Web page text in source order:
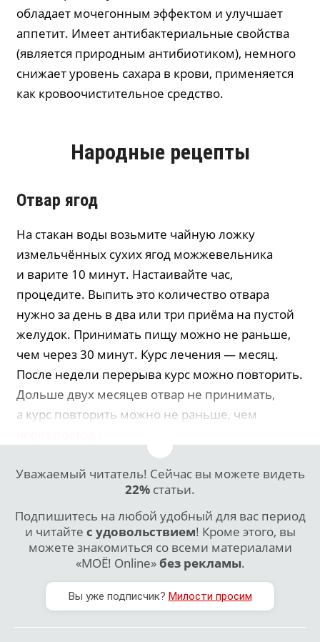
обладает мочегонным эффектом и улучшает
аппетит. Имеет антибактериальные свойства
(является природным антибиотиком), немного
снижает уровень сахара в крови, применяется
как кровоочистительное средство.
Народные рецепты
Отвар ягод
На стакан воды возьмите чайную ложку
измельчённых сухих ягод можжевельника
и варите 10 минут. Настаивайте час,
процедите. Выпить это количество отвара
нужно за день в два или три приёма на пустой
желудок. Принимать пищу можно не раньше,
чем через 30 минут. Курс лечения — месяц.
После недели перерыва курс можно повторить.
Дольше двух месяцев отвар не принимать,
а курс повторить можно не раньше, чем
Уважаемый читатель! Сейчас вы можете видеть
22% статьи.
Подпишитесь на любой удобный для вас период
и читайте с удовольствием! Кроме этого, вы
можете знакомиться со всеми материалами
«МОЁ! Online»без рекламы.
Вы уже подписчик? Милости просим